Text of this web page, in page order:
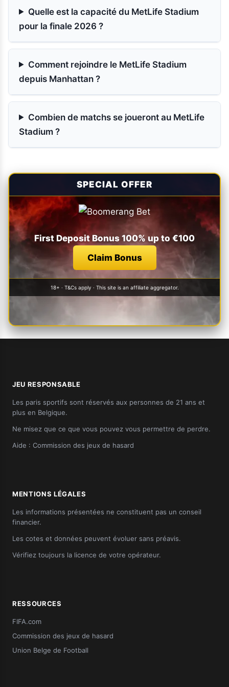
Quelle est la capacité du MetLife Stadium
pour la finale 2026 ?
Comment rejoindre le MetLife Stadium
depuis Manhattan ?
Combien de matchs se joueront au MetLife
Stadium ?
SPECIAL OFFER
First Deposit Bonus 100% up to €100
Claim Bonus
18+ · T&Cs apply · This site is an affiliate aggregator.
JEU RESPONSABLE
Les paris sportifs sont réservés aux personnes de 21 ans et
plus en Belgique.
Ne misez que ce que vous pouvez vous permettre de perdre.
Aide : Commission des jeux de hasard
MENTIONS LÉGALES
Les informations présentées ne constituent pas un conseil
financier.
Les cotes et données peuvent évoluer sans préavis.
Vérifiez toujours la licence de votre opérateur.
RESSOURCES
FIFA.com
Commission des jeux de hasard
Union Belge de Football